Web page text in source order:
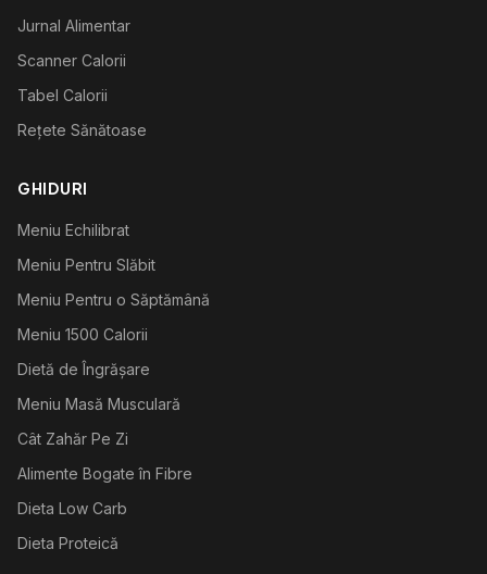
Jurnal Alimentar
Scanner Calorii
Tabel Calorii
Rețete Sănătoase
GHIDURI
Meniu Echilibrat
Meniu Pentru Slăbit
Meniu Pentru o Săptămână
Meniu 1500 Calorii
Dietă de Îngrășare
Meniu Masă Musculară
Cât Zahăr Pe Zi
Alimente Bogate în Fibre
Dieta Low Carb
Dieta Proteică